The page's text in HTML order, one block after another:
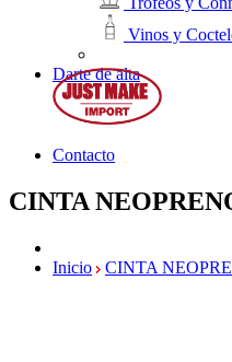
Vinos y
Darte de alta
Contacto
CINTA
Inicio CINTA